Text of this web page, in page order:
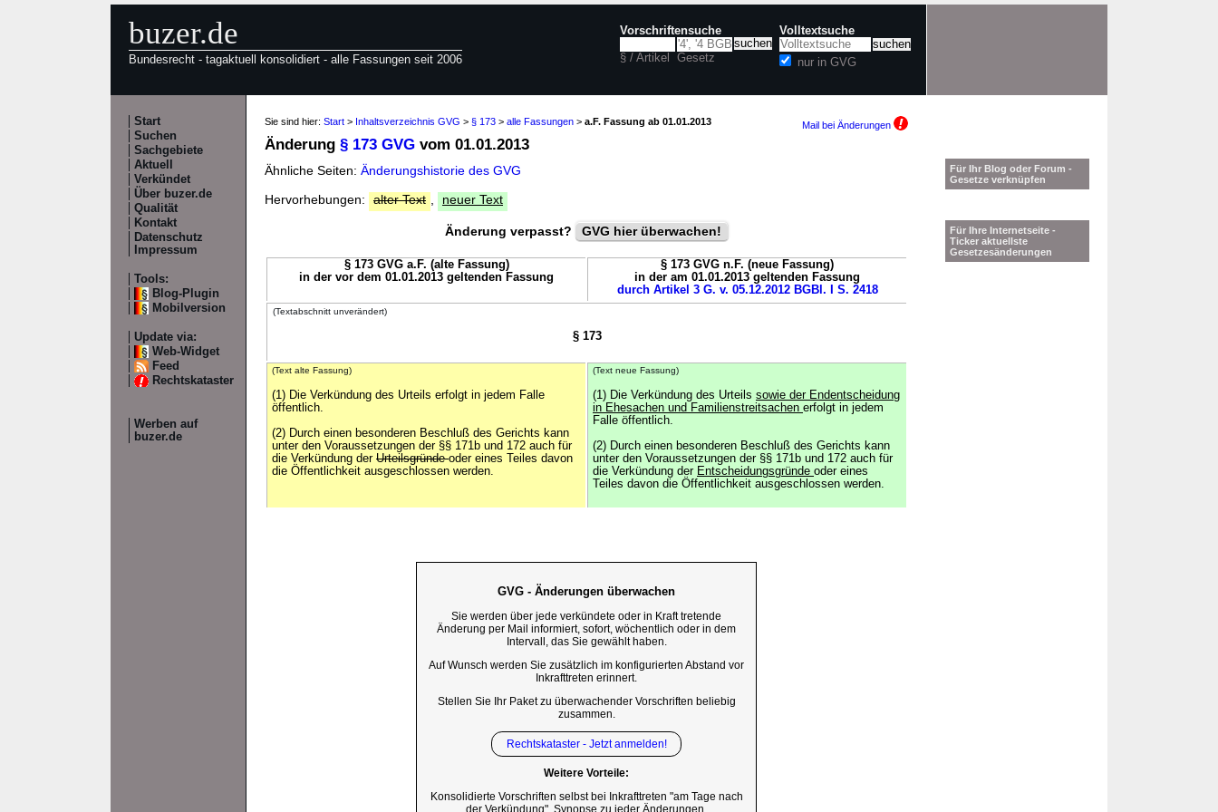
buzer.de
Bundesrecht - tagaktuell konsolidiert - alle Fassungen seit 2006
Vorschriftensuche
§ / Artikel Gesetz
Volltextsuche
nur in GVG
Start
Suchen
Sachgebiete
Aktuell
Verkündet
Über buzer.de
Qualität
Kontakt
Datenschutz
Impressum
Tools:
Blog-Plugin
Mobilversion
Update via:
Web-Widget
Feed
Rechtskataster
Werben auf
buzer.de
Sie sind hier: Start > Inhaltsverzeichnis GVG > § 173 > alle Fassungen > a.F. Fassung ab 01.01.2013 Mail bei Änderungen
Änderung § 173 GVG vom 01.01.2013
Ähnliche Seiten: Änderungshistorie des GVG
Hervorhebungen:
alter Text neuer Text
Änderung verpasst? GVG hier überwachen!
§ 173 GVG a.F. (alte Fassung)
in der vor dem 01.01.2013 geltenden Fassung
§ 173 GVG n.F. (neue Fassung)
in der am 01.01.2013 geltenden Fassung
durch Artikel 3 G. v. 05.12.2012 BGBl. I S. 2418
(Textabschnitt unverändert)
§ 173
(Text alte Fassung)
(1) Die Verkündung des Urteils erfolgt in jedem Falle
öffentlich.
(2) Durch einen besonderen Beschluß des Gerichts kann
unter den Voraussetzungen der §§ 171b und 172 auch für
die Verkündung der Urteilsgründeoder eines Teiles davon
die Öffentlichkeit ausgeschlossen werden.
(Text neue Fassung)
(1) Die Verkündung des Urteils sowie der Endentscheidung
in Ehesachen und Familienstreitsachen erfolgt in jedem
Falle öffentlich.
(2) Durch einen besonderen Beschluß des Gerichts kann
unter den Voraussetzungen der §§ 171b und 172 auch für
die Verkündung der Entscheidungsgründe oder eines
Teiles davon die Öffentlichkeit ausgeschlossen werden.
GVG - Änderungen überwachen
Sie werden über jede verkündete oder in Kraft tretende
Änderung per Mail informiert, sofort, wöchentlich oder in dem
Intervall, das Sie gewählt haben.
Auf Wunsch werden Sie zusätzlich im konfigurierten Abstand vor
Inkrafttreten erinnert.
Stellen Sie Ihr Paket zu überwachender Vorschriften beliebig
zusammen.
Rechtskataster - Jetzt anmelden!
Weitere Vorteile:
Konsolidierte Vorschriften selbst bei Inkrafttreten "am Tage nach
Für Ihr Blog oder Forum -
Gesetze verknüpfen
Für Ihre Internetseite -
Ticker aktuellste
Gesetzesänderungen